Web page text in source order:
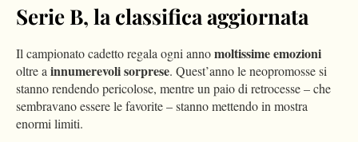
Serie B, la classifica aggiornata
Il campionato cadetto regala ogni annomoltissime emozioni
oltre ainnumerevoli sorprese. Quest’anno le neopromosse si
stanno rendendo pericolose, mentre un paio di retrocesse – che
sembravano essere le favorite – stanno mettendo in mostra
enormi limiti.